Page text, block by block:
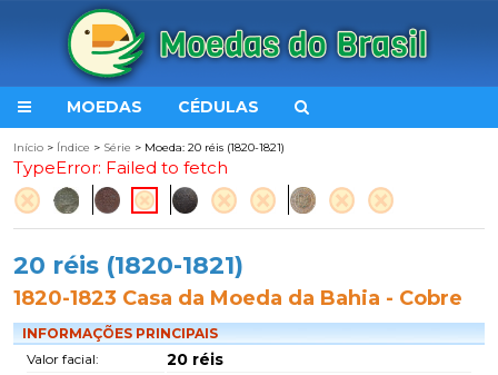
MOEDAS CÉDULAS
Início > Índice > Série > Moeda: 20 réis (1820-1821)
TypeError: Failed to fetch
20 réis (1820-1821)
1820-1823 Casa da Moeda da Bahia - Cobre
INFORMAÇÕES PRINCIPAIS
Valor facial:
20 réis